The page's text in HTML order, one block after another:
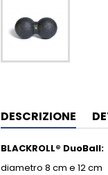
DESCRIZIONE
BLACKROLL® DuoBall:
diametro 8 cm e 12 cm